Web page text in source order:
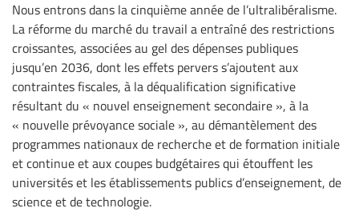
Nous entrons dans la cinquième année de l’ultralibéralisme.
La réforme du marché du travail a entraîné des restrictions
croissantes, associées au gel des dépenses publiques
jusqu’en 2036, dont les effets pervers s’ajoutent aux
contraintes fiscales, à la déqualification significative
résultant du « nouvel enseignement secondaire », à la
« nouvelle prévoyance sociale », au démantèlement des
programmes nationaux de recherche et de formation initiale
et continue et aux coupes budgétaires qui étouffent les
universités et les établissements publics d’enseignement, de
science et de technologie.